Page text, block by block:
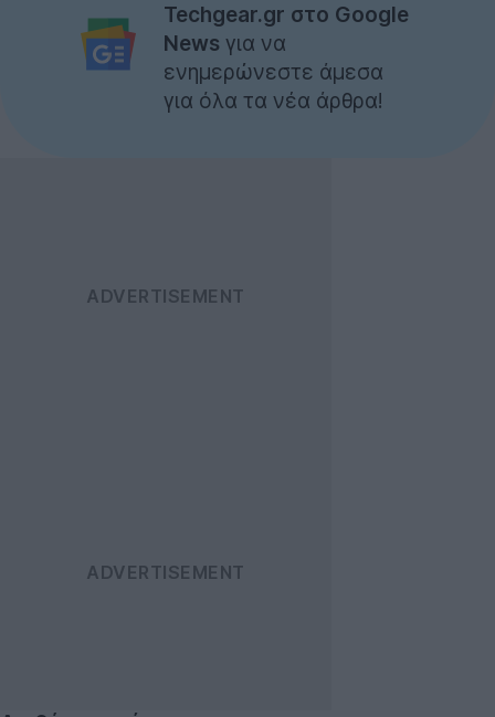
Techgear.gr στο Google
News για να
ενημερώνεστε άμεσα
για όλα τα νέα άρθρα!